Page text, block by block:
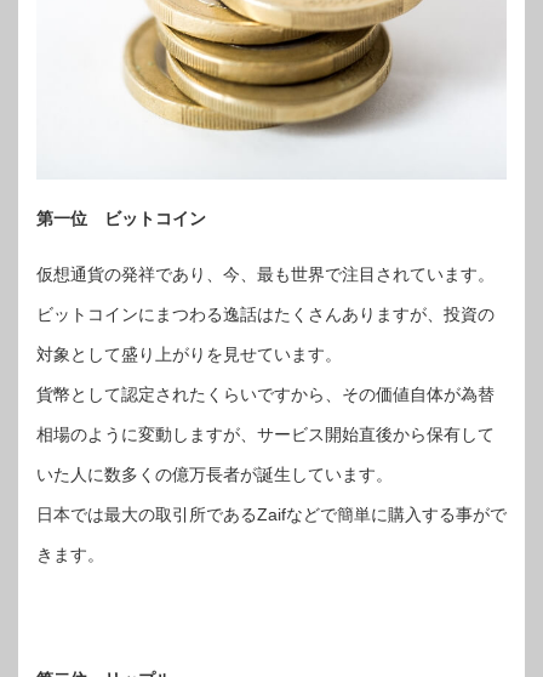
第一位 ビットコイン
仮想通貨の発祥であり、今、最も世界で注目されています。
ビットコインにまつわる逸話はたくさんありますが、投資の
対象として盛り上がりを見せています。
貨幣として認定されたくらいですから、その価値自体が為替
相場のように変動しますが、サービス開始直後から保有して
いた人に数多くの億万長者が誕生しています。
日本では最大の取引所であるZaifなどで簡単に購入する事がで
きます。